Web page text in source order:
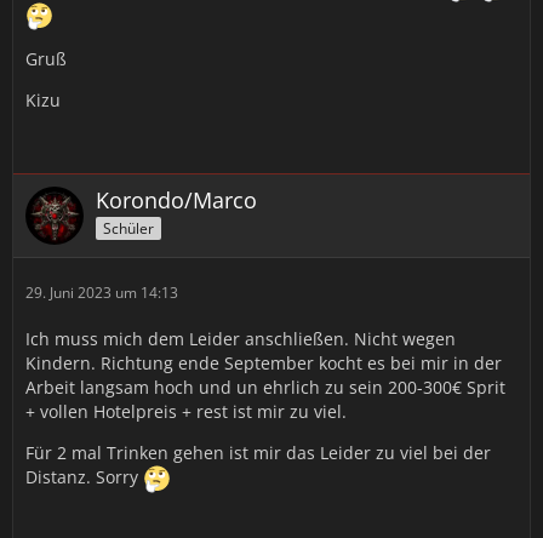
Gruß
Kizu
Korondo/Marco
Schüler
29. Juni 2023 um 14:13
Ich muss mich dem Leider anschließen. Nicht wegen
Kindern. Richtung ende September kocht es bei mir in der
Arbeit langsam hoch und un ehrlich zu sein 200-300€ Sprit
+ vollen Hotelpreis + rest ist mir zu viel.
Für 2 mal Trinken gehen ist mir das Leider zu viel bei der
Distanz. Sorry